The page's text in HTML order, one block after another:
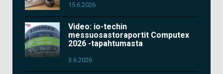
15.6.2026
Video: io-techin
messuosastoraportit Computex
2026 -tapahtumasta
3.6.2026